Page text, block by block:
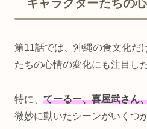
キャラクターたちの
第11話では、沖縄の食文化だ
たちの心情の変化にも注目し
特に、 てーるー、喜屋武さん
微妙に動いたシーンがいくつ